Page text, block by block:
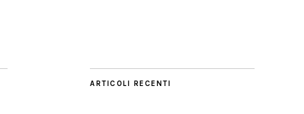
ARTICOLI RECENTI